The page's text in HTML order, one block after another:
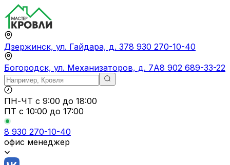
Дзержинск, ул. Гайдара, д. 378 930 270-10-40
Богородск, ул. Механизаторов, д. 7А8 902 689-33-22
ПН-ЧТ с 9:00 до 18:00
ПТ с 10:00 до 17:00
8 930 270-10-40
офис менеджер